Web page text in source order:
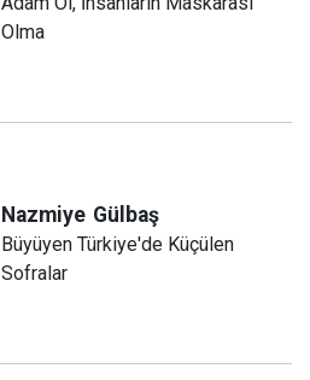
Olma
Nazmiye Gülbaş
Büyüyen Türkiye'de Küçülen
Sofralar